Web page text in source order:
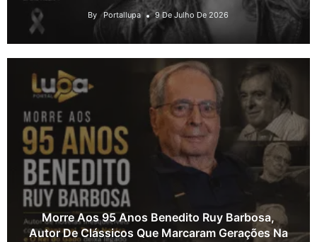
By Portallupa 9 De Julho De 2026
Morre Aos 95 Anos Benedito Ruy Barbosa,
Autor De Clássicos Que Marcaram Gerações Na